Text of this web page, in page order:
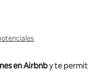
en Airbnby te